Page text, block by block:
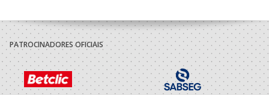
PATROCINADORES OFICIAIS